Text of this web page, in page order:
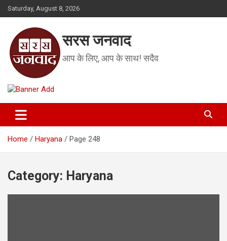
Skip
to
Saturday, August 8, 2026
सरस जनवाद
आप के लिए, आप के साथ! सदैव
Home Haryana Page 248
Category: Haryana